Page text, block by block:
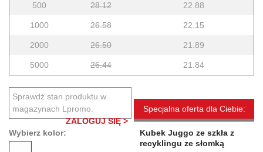
500 28.12 22.88
1000 26.58 22.15
2000 26.50 21.89
5000 26.44 21.84
Sprawdź stan produktu w
magazynach Lpromo.
ZALOGUJ SIĘ >
Wybierz kolor:
Specjalna oferta dla Ciebie:
Kubek Juggo ze szkła z
recyklingu ze słomką